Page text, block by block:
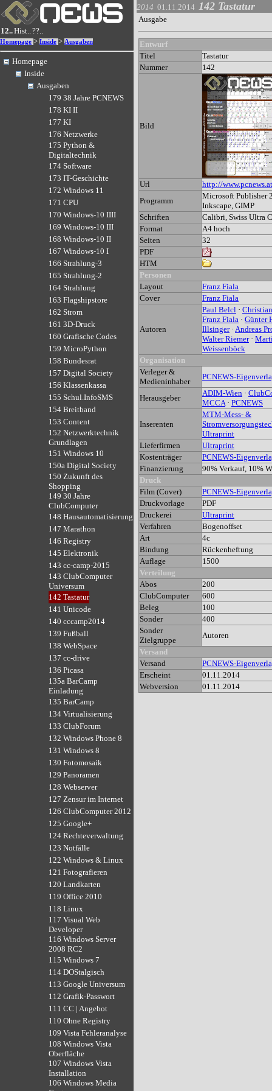
12..Hist..??..
Homepage > Inside > Ausgaben
Homepage
Inside
Ausgaben
179 38 Jahre PCNEWS
178 KI II
177 KI
176 Netzwerke
175 Python &
Digitaltechnik
174 Software
173 IT-Geschichte
172 Windows 11
171 CPU
170 Windows-10 IIII
169 Windows-10 III
168 Windows-10 II
167 Windows-10 I
166 Strahlung-3
165 Strahlung-2
164 Strahlung
163 Flagshipstore
162 Strom
161 3D-Druck
160 Grafische Codes
159 MicroPython
158 Bundesrat
157 Digital Society
156 Klassenkassa
155 Schul.InfoSMS
154 Breitband
153 Content
152 Netzwerktechnik
Grundlagen
151 Windows 10
150a Digital Society
150 Zukunft des
Shopping
149 30 Jahre
ClubComputer
148 Hausautomatisierung
147 Marathon
146 Registry
145 Elektronik
143 cc-camp-2015
143 ClubComputer
Universum
142 Tastatur
141 Unicode
140 cccamp2014
139 Fußball
138 WebSpace
137 cc-drive
136 Picasa
135a BarCamp
Einladung
135 BarCamp
134 Virtualisierung
133 ClubForum
132 Windows Phone 8
131 Windows 8
130 Fotomosaik
129 Panoramen
128 Webserver
127 Zensur im Internet
126 ClubComputer 2012
125 Google+
124 Rechteverwaltung
123 Notfälle
122 Windows & Linux
121 Fotografieren
120 Landkarten
119 Office 2010
118 Linux
117 Visual Web
Developer
116 Windows Server
2008 RC2
115 Windows 7
114 DOStalgisch
113 Google Universum
112 Grafik-Passwort
111 CC | Angebot
110 Ohne Registry
109 Vista Fehleranalyse
108 Windows Vista
Oberfläche
107 Windows Vista
Installation
106 Windows Media
2014 01.11.2014 142 Tastatur
Ausgabe
Entwurf
Titel
Tastatur
Nummer
142
Bild
Url
http://
Programm
Microsoft Publisher
Inkscape, GIMP
Schriften
Calibri, Swiss Ultra
Format
A4 hoch
Seiten
32
PDF
HTM
Personen
Layout
Franz Fiala
Cover
Franz Fiala
Autoren
Paul Belcl ·
Franz Fiala · Günter
Illsinger· Andreas
Walter Riemer·
Weissenböck
Organisation
Verleger &
Medieninhaber
PCNEWS-
Herausgeber
ADIM-Wien ·
MCCA· PCNEWS
Inserenten
MTM-Mess- &
Ultraprint
Lieferfirmen
Ultraprint
Kostenträger
PCNEWS-
Finanzierung
90% Verkauf, 10%
Druck
Film (Cover)
PCNEWS-
Druckvorlage
PDF
Druckerei
Ultraprint
Verfahren
Bogenoffset
Art
4c
Bindung
Rückenheftung
Auflage
1500
Verteilung
Abos
200
ClubComputer
600
Beleg
100
Sonder
400
Sonder
Zielgruppe
Autoren
Versand
Versand
PCNEWS-
Erscheint
01.11.2014
Webversion
01.11.2014